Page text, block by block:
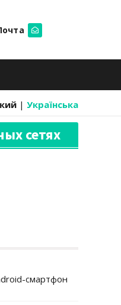
| Українська
сетях
смартфон